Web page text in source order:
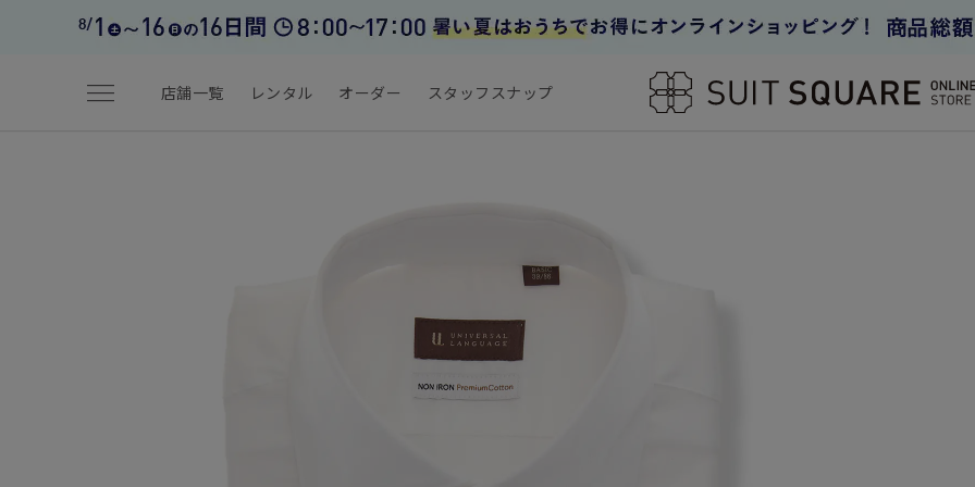
menu 店舗一覧 レンタル オーダー スタッフスナップ